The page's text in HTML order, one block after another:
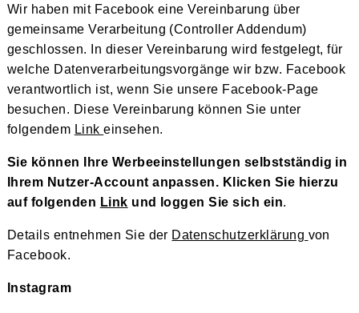
Wir haben mit Facebook eine Vereinbarung über
gemeinsame Verarbeitung (Controller Addendum)
geschlossen. In dieser Vereinbarung wird festgelegt, für
welche Datenverarbeitungsvorgänge wir bzw. Facebook
verantwortlich ist, wenn Sie unsere Facebook-Page
besuchen. Diese Vereinbarung können Sie unter
folgendem Linkeinsehen.
Sie können Ihre Werbeeinstellungen selbstständig in
Ihrem Nutzer-Account anpassen. Klicken Sie hierzu
auf folgenden Link und loggen Sie sich ein.
Details entnehmen Sie der Datenschutzerklärung von
Facebook.
Instagram